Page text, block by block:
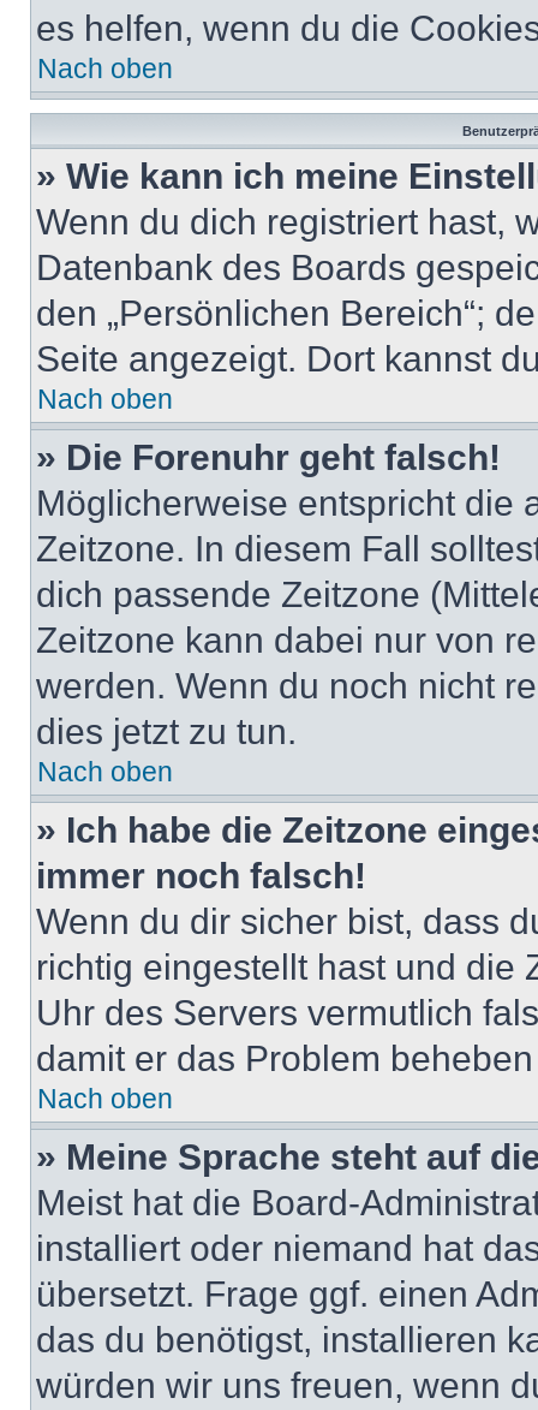
es helfen, wenn du die
Nach oben
» Wie kann ich meine
Wenn du dich registriert hast,
Datenbank des Boards
den „Persönlichen Bereich“;
Seite angezeigt. Dort kannst
Nach oben
» Die Forenuhr geht falsch!
Möglicherweise entspricht die
Zeitzone. In diesem Fall
dich passende Zeitzone
Zeitzone kann dabei nur von
werden. Wenn du noch nicht
dies jetzt zu tun.
Nach oben
» Ich habe die Zeitzone
immer noch falsch!
Wenn du dir sicher bist, dass
richtig eingestellt hast und die
Uhr des Servers vermutlich
damit er das Problem
Nach oben
» Meine Sprache steht auf
Meist hat die Board-
installiert oder niemand hat
übersetzt. Frage ggf. einen
das du benötigst, installieren
würden wir uns freuen, wenn